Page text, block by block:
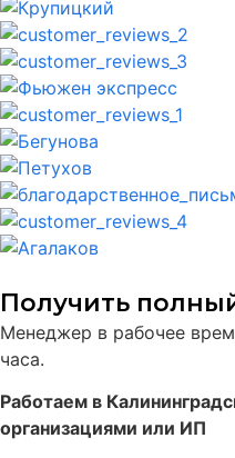
Получить
Менеджер в рабочее
часа.
Работаем в
организациями или ИП